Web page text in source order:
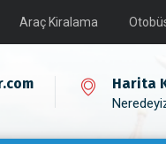
Araç Kiralama
Harita